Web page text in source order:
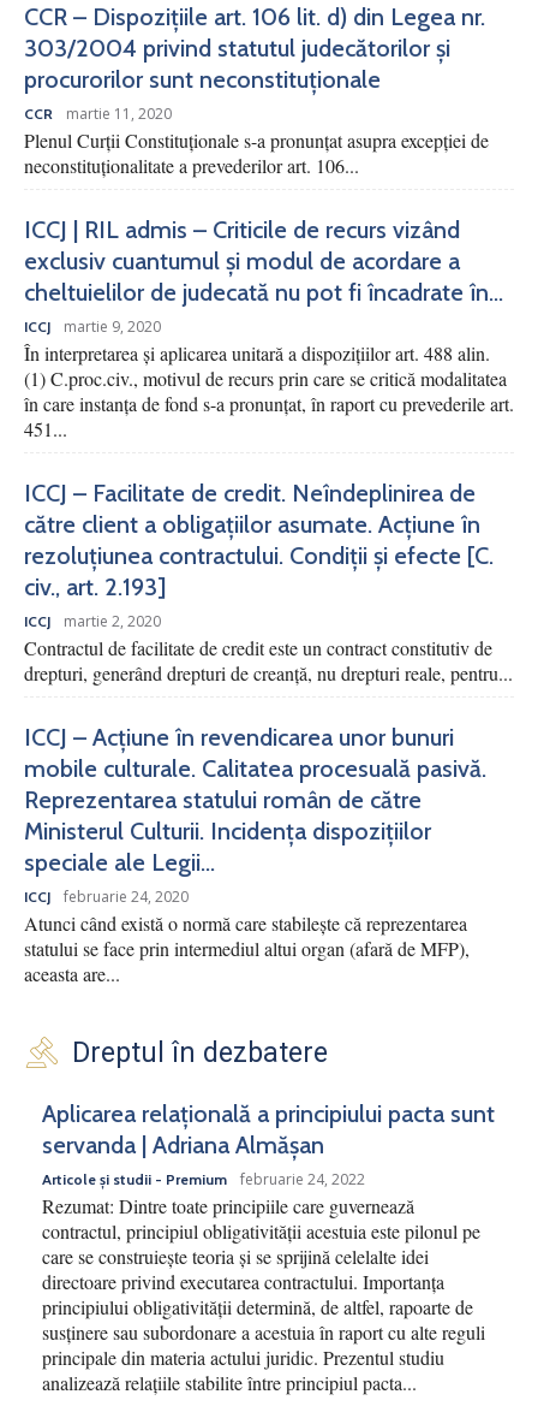
CCR – Dispozițiile art. 106 lit. d) din Legea nr.
303/2004 privind statutul judecătorilor și
procurorilor sunt neconstituționale
CCR martie 11, 2020
Plenul Curții Constituționale s-a pronunțat asupra excepției de
neconstituționalitate a prevederilor art. 106...
ICCJ | RIL admis – Criticile de recurs vizând
exclusiv cuantumul și modul de acordare a
cheltuielilor de judecată nu pot fi încadrate în...
ICCJ martie 9, 2020
În interpretarea și aplicarea unitară a dispozițiilor art. 488 alin.
(1) C.proc.civ., motivul de recurs prin care se critică modalitatea
în care instanța de fond s-a pronunțat, în raport cu prevederile art.
451...
ICCJ – Facilitate de credit. Neîndeplinirea de
către client a obligațiilor asumate. Acțiune în
rezoluțiunea contractului. Condiții și efecte [C.
civ., art. 2.193]
ICCJ martie 2, 2020
Contractul de facilitate de credit este un contract constitutiv de
drepturi, generând drepturi de creanță, nu drepturi reale, pentru...
ICCJ – Acțiune în revendicarea unor bunuri
mobile culturale. Calitatea procesuală pasivă.
Reprezentarea statului român de către
Ministerul Culturii. Incidența dispozițiilor
speciale ale Legii...
ICCJ februarie 24, 2020
Atunci când există o normă care stabilește că reprezentarea
statului se face prin intermediul altui organ (afară de MFP),
aceasta are...
Dreptul în dezbatere
Aplicarea relațională a principiului pacta sunt
servanda | Adriana Almășan
Articole și studii - Premium februarie 24, 2022
Rezumat: Dintre toate principiile care guvernează
contractul, principiul obligativității acestuia este pilonul pe
care se construiește teoria și se sprijină celelalte idei
directoare privind executarea contractului. Importanța
principiului obligativității determină, de altfel, rapoarte de
susținere sau subordonare a acestuia în raport cu alte reguli
principale din materia actului juridic. Prezentul studiu
analizează relațiile stabilite între principiul pacta...